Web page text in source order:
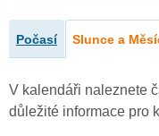
Počasí Slunce a
V kalendáři naleznete
důležité informace pro